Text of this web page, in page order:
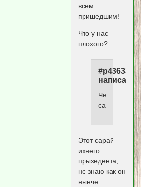
всем
пришедшим!
Что у нас
плохого?
Чей
сарай?
Этот сарай
ихнего
прызедента,
не знаю как он
нынче